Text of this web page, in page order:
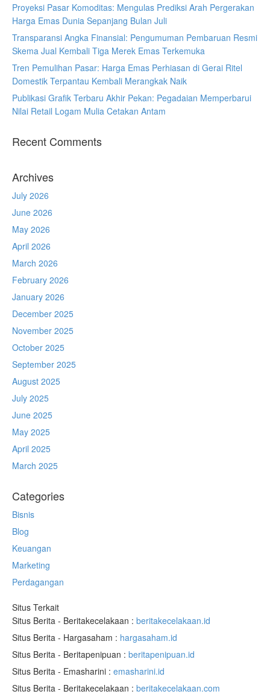
Proyeksi Pasar Komoditas: Mengulas Prediksi Arah Pergerakan
Harga Emas Dunia Sepanjang Bulan Juli
Transparansi Angka Finansial: Pengumuman Pembaruan Resmi
Skema Jual Kembali Tiga Merek Emas Terkemuka
Tren Pemulihan Pasar: Harga Emas Perhiasan di Gerai Ritel
Domestik Terpantau Kembali Merangkak Naik
Publikasi Grafik Terbaru Akhir Pekan: Pegadaian Memperbarui
Nilai Retail Logam Mulia Cetakan Antam
Recent Comments
Archives
July 2026
June 2026
May 2026
April 2026
March 2026
February 2026
January 2026
December 2025
November 2025
October 2025
September 2025
August 2025
July 2025
June 2025
May 2025
April 2025
March 2025
Categories
Bisnis
Blog
Keuangan
Marketing
Perdagangan
Situs Terkait
Situs Berita - Beritakecelakaan : beritakecelakaan.id
Situs Berita - Hargasaham : hargasaham.id
Situs Berita - Beritapenipuan : beritapenipuan.id
Situs Berita - Emasharini : emasharini.id
Situs Berita - Beritakecelakaan : beritakecelakaan.com